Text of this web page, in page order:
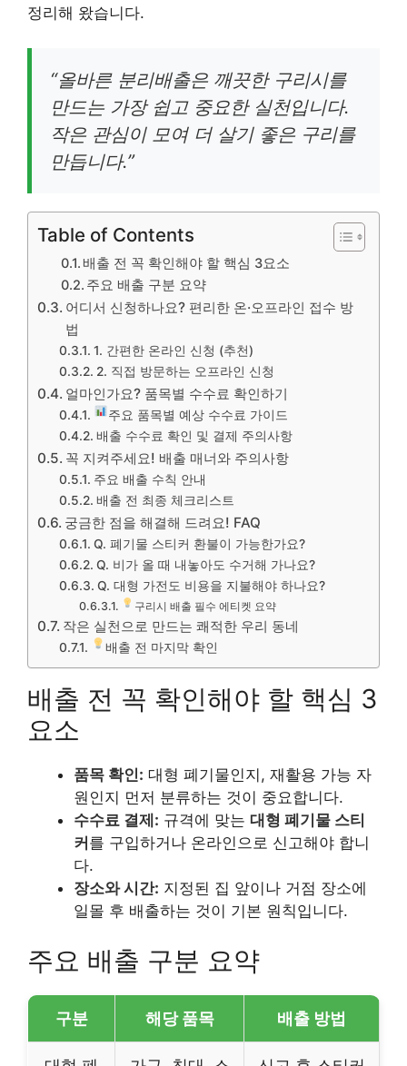
정리해 왔습니다.
“올바른 분리배출은 깨끗한 구리시를
만드는 가장 쉽고 중요한 실천입니다.
작은 관심이 모여 더 살기 좋은 구리를
만듭니다.”
Table of Contents
배출 전 꼭 확인해야 할 핵심 3요소
주요 배출 구분 요약
어디서 신청하나요? 편리한 온·오프라인 접수 방
법
1. 간편한 온라인 신청 (추천)
2. 직접 방문하는 오프라인 신청
얼마인가요? 품목별 수수료 확인하기
주요 품목별 예상 수수료 가이드
배출 수수료 확인 및 결제 주의사항
꼭 지켜주세요! 배출 매너와 주의사항
주요 배출 수칙 안내
배출 전 최종 체크리스트
궁금한 점을 해결해 드려요! FAQ
Q. 폐기물 스티커 환불이 가능한가요?
Q. 비가 올 때 내놓아도 수거해 가나요?
Q. 대형 가전도 비용을 지불해야 하나요?
구리시 배출 필수 에티켓 요약
작은 실천으로 만드는 쾌적한 우리 동네
배출 전 마지막 확인
배출 전 꼭 확인해야 할 핵심 3
요소
품목 확인: 대형 폐기물인지, 재활용 가능 자
원인지 먼저 분류하는 것이 중요합니다.
수수료 결제: 규격에 맞는 대형 폐기물 스티
커를 구입하거나 온라인으로 신고해야 합니
다.
장소와 시간: 지정된 집 앞이나 거점 장소에
일몰 후 배출하는 것이 기본 원칙입니다.
주요 배출 구분 요약
구분 해당 품목 배출 방법